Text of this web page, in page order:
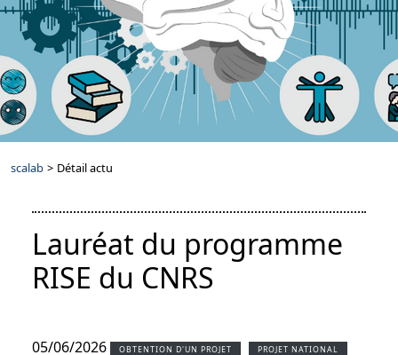
scalab > Détail actu
Lauréat du programme
RISE du CNRS
05/06/2026 OBTENTION D'UN PROJET PROJET NATIONAL